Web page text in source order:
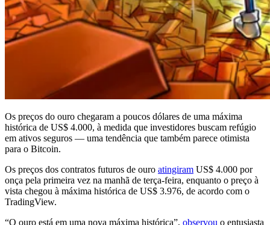
Os preços do ouro chegaram a poucos dólares de uma máxima
histórica de US$ 4.000, à medida que investidores buscam refúgio
em ativos seguros — uma tendência que também parece otimista
para o Bitcoin.
Os preços dos contratos futuros de ouro atingiram US$ 4.000 por
onça pela primeira vez na manhã de terça-feira, enquanto o preço à
vista chegou à máxima histórica de US$ 3.976, de acordo com o
TradingView.
“O ouro está em uma nova máxima histórica”, observou o entusiasta